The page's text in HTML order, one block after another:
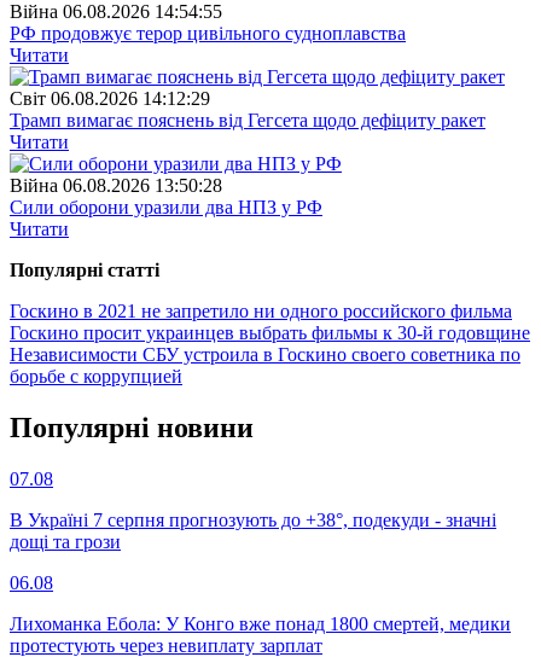
Війна 06.08.2026 14:54:55
РФ продовжує терор цивільного судноплавства
Читати
Свiт 06.08.2026 14:12:29
Трамп вимагає пояснень від Гегсета щодо дефіциту ракет
Читати
Війна 06.08.2026 13:50:28
Сили оборони уразили два НПЗ у РФ
Читати
Популярнi статтi
Госкино в 2021 не запретило ни одного российского фильма
Госкино просит украинцев выбрать фильмы к 30-й годовщине
Независимости СБУ устроила в Госкино своего советника по
борьбе с коррупцией
Популярнi новини
07.08
В Україні 7 серпня прогнозують до +38°, подекуди - значні
дощі та грози
06.08
Лихоманка Ебола: У Конго вже понад 1800 смертей, медики
протестують через невиплату зарплат